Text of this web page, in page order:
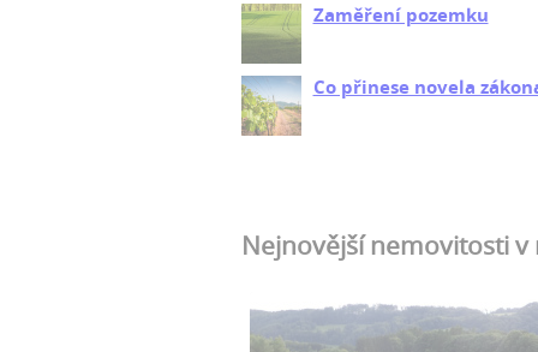
Zaměření pozemku
Co přinese novela
Nejnovější nemovitosti v